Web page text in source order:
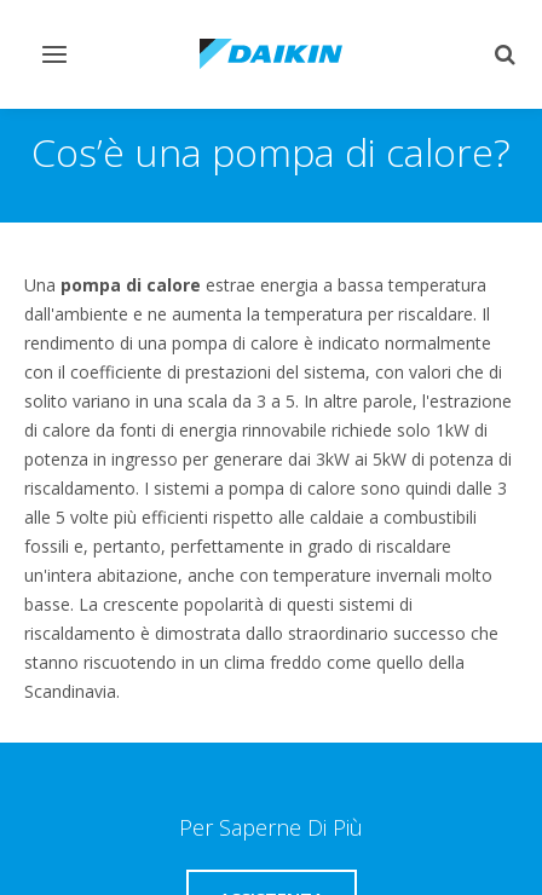
Attiva/disattiva
Cos’è una pompa di calore?
Una pompa di calore estrae energia a bassa temperatura
dall'ambiente e ne aumenta la temperatura per riscaldare. Il
rendimento di una pompa di calore è indicato normalmente
con il coefficiente di prestazioni del sistema, con valori che di
solito variano in una scala da 3 a 5. In altre parole, l'estrazione
di calore da fonti di energia rinnovabile richiede solo 1kW di
potenza in ingresso per generare dai 3kW ai 5kW di potenza di
riscaldamento. I sistemi a pompa di calore sono quindi dalle 3
alle 5 volte più efficienti rispetto alle caldaie a combustibili
fossili e, pertanto, perfettamente in grado di riscaldare
un'intera abitazione, anche con temperature invernali molto
basse. La crescente popolarità di questi sistemi di
riscaldamento è dimostrata dallo straordinario successo che
stanno riscuotendo in un clima freddo come quello della
Scandinavia.
Per Saperne Di Più